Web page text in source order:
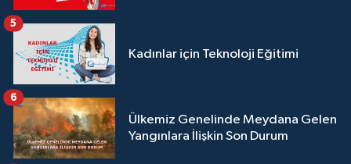
Kadınlar için Teknoloji Eğitimi
5
Ülkemiz Genelinde Meydana Gelen
Yangınlara İlişkin Son Durum
6